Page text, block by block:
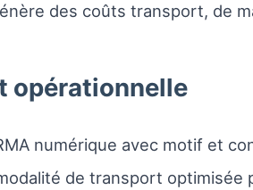
des coûts transport, de
opérationnelle
numérique avec motif et
de transport